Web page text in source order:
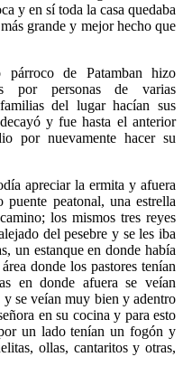
y en sí toda la casa quedaba
grande y mejor hecho que
de Patamban hizo
por personas de varias
del lugar hacían sus
y fue hasta el anterior
por nuevamente hacer su
apreciar la ermita y afuera
peatonal, una estrella
los mismos tres reyes
del pesebre y se les iba
un estanque en donde había
donde los pastores tenían
en donde afuera se veían
se veían muy bien y adentro
en su cocina y para esto
un lado tenían un fogón y
ollas, cantaritos y otras,